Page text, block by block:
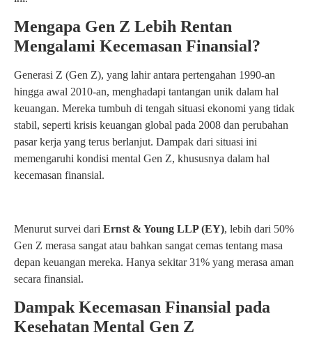
Mengapa Gen Z Lebih Rentan
Mengalami Kecemasan Finansial?
Generasi Z (Gen Z), yang lahir antara pertengahan 1990-an
hingga awal 2010-an, menghadapi tantangan unik dalam hal
keuangan. Mereka tumbuh di tengah situasi ekonomi yang tidak
stabil, seperti krisis keuangan global pada 2008 dan perubahan
pasar kerja yang terus berlanjut. Dampak dari situasi ini
memengaruhi kondisi mental Gen Z, khususnya dalam hal
kecemasan finansial.
Menurut survei dari Ernst & Young LLP (EY), lebih dari 50%
Gen Z merasa sangat atau bahkan sangat cemas tentang masa
depan keuangan mereka. Hanya sekitar 31% yang merasa aman
secara finansial.
Dampak Kecemasan Finansial pada
Kesehatan Mental Gen Z